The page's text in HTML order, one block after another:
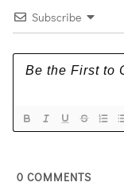
Subscribe
0 COMMENTS